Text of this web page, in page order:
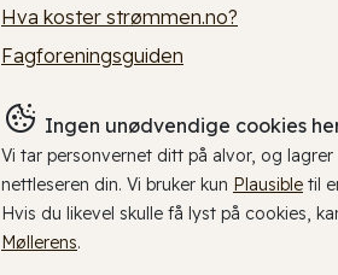
Hva koster strømmen.no?
Fagforeningsguiden
Ingen unødvendige cookies
Vi tar personvernet ditt på alvor, og
nettleseren din. Vi bruker kun Plausible til
Hvis du likevel skulle få lyst på cookies,
Møllerens.